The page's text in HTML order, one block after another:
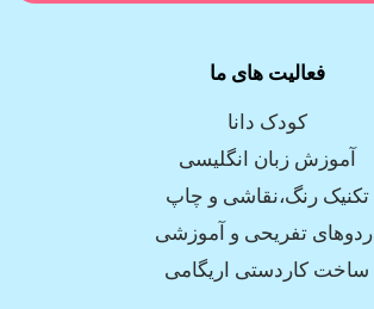
فعالیت های ما
کودک دانا
آموزش زبان انگلیسی
تکنیک رنگ،نقاشی و چاپ
اردوهای تفریحی و آموزشی
ساخت کاردستی اریگامی